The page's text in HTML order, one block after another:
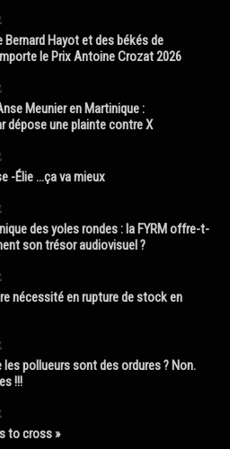
Bernard Hayot et des békés de
le Prix Antoine Crozat 2026
Meunier en Martinique :
dépose une plainte contre X
-Élie …ça va mieux
des yoles rondes : la FYRM offre-t-
son trésor audiovisuel ?
nécessité en rupture de stock en
les pollueurs sont des ordures ? Non.
!!!
to cross »